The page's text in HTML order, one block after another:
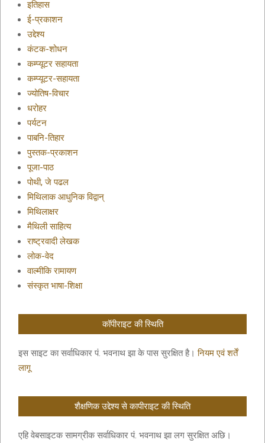
इतिहास
ई-प्रकाशन
उद्देश्य
कंटक-शोधन
कम्प्यूटर सहायता
कम्प्यूटर-सहायता
ज्योतिष-विचार
धरोहर
पर्यटन
पाबनि-तिहार
पुस्तक-प्रकाशन
पूजा-पाठ
पोथी, जे पढल
मिथिलाक आधुनिक विद्वान्
मिथिलाक्षर
मैथिली साहित्य
राष्ट्रवादी लेखक
लोक-वेद
वाल्मीकि रामायण
संस्कृत भाषा-शिक्षा
कॉपीराइट की स्थिति
इस साइट का सर्वाधिकार पं. भवनाथ झा के पास सुरक्षित है।नियम एवं शर्तें
लागू
शैक्षणिक उद्देश्य से कापीराइट की स्थिति
एहि वेबसाइटक सामग्रीक सर्वाधिकार पं. भवनाथ झा लग सुरक्षित अछि।